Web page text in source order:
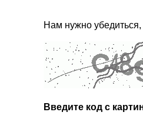
Нам нужно
Введите код с